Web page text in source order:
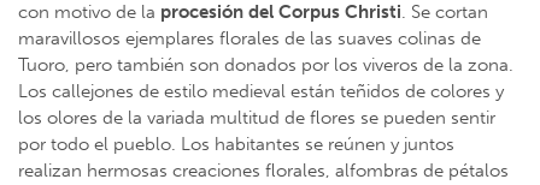
con motivo de la procesión del Corpus Christi. Se cortan
maravillosos ejemplares florales de las suaves colinas de
Tuoro, pero también son donados por los viveros de la zona.
Los callejones de estilo medieval están teñidos de colores y
los olores de la variada multitud de flores se pueden sentir
por todo el pueblo. Los habitantes se reúnen y juntos
realizan hermosas creaciones florales, alfombras de pétalos